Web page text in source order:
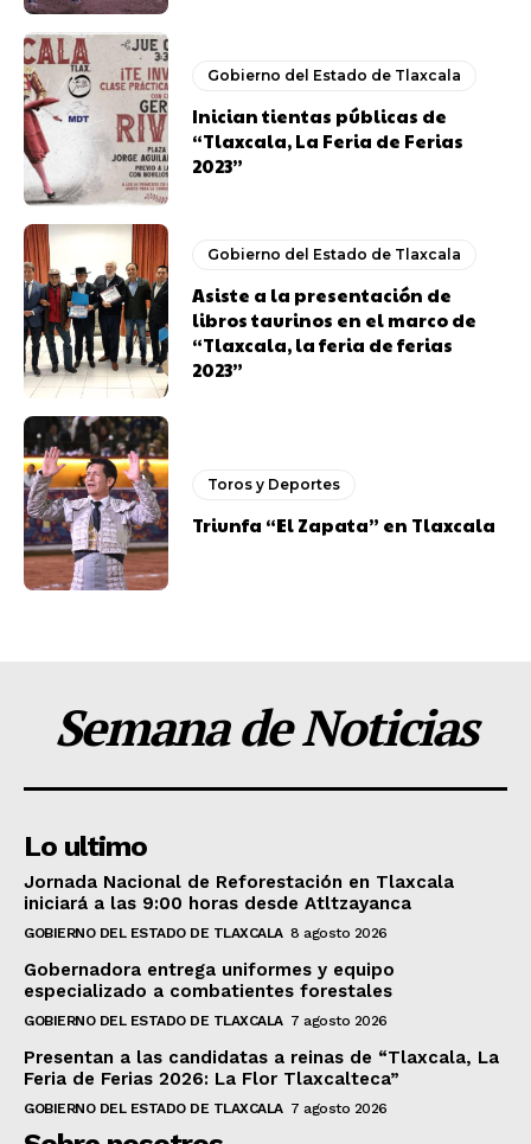
Gobierno del Estado de Tlaxcala
Inician tientas públicas de
“Tlaxcala, La Feria de Ferias
2023”
Gobierno del Estado de Tlaxcala
Asiste a la presentación de
libros taurinos en el marco de
“Tlaxcala, la feria de ferias
2023”
Toros y Deportes
Triunfa “El Zapata” en Tlaxcala
Semana de Noticias
Lo ultimo
Jornada Nacional de Reforestación en Tlaxcala
iniciará a las 9:00 horas desde Atltzayanca
GOBIERNO DEL ESTADO DE TLAXCALA 8 agosto 2026
Gobernadora entrega uniformes y equipo
especializado a combatientes forestales
GOBIERNO DEL ESTADO DE TLAXCALA 7 agosto 2026
Presentan a las candidatas a reinas de “Tlaxcala, La
Feria de Ferias 2026: La Flor Tlaxcalteca”
GOBIERNO DEL ESTADO DE TLAXCALA 7 agosto 2026